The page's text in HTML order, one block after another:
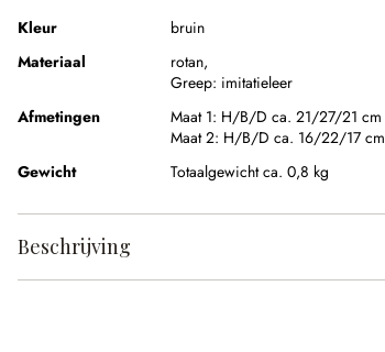
Kleur
bruin
Materiaal
rotan,
Greep: imitatieleer
Afmetingen
Maat 1: H/B/D ca. 21/27/21 cm
Maat 2: H/B/D ca. 16/22/17 cm
Gewicht
Totaalgewicht ca. 0,8 kg
Beschrijving